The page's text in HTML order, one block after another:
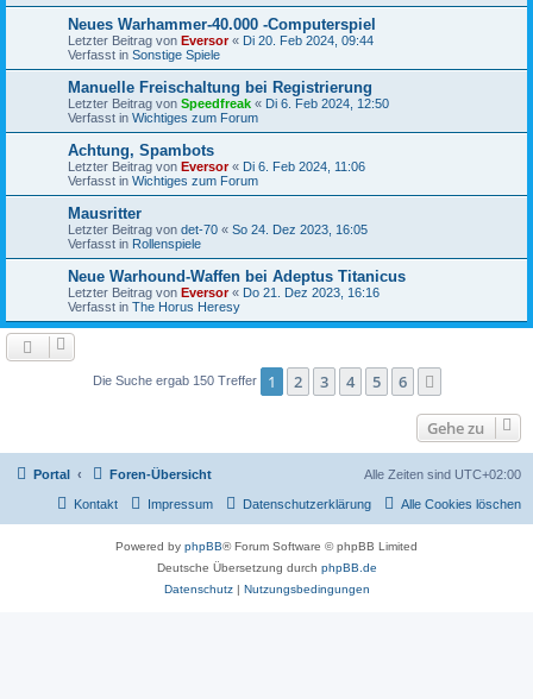
Neues Warhammer-40.000 -Computerspiel
Letzter Beitrag von Eversor« Di 20. Feb 2024, 09:44
Verfasst in Sonstige Spiele
Manuelle Freischaltung bei Registrierung
Letzter Beitrag von Speedfreak « Di 6. Feb 2024, 12:50
Verfasst in Wichtiges zum Forum
Achtung, Spambots
Letzter Beitrag von Eversor« Di 6. Feb 2024, 11:06
Verfasst in Wichtiges zum Forum
Mausritter
Letzter Beitrag von det-70 « So 24. Dez 2023, 16:05
Verfasst in Rollenspiele
Neue Warhound-Waffen bei Adeptus Titanicus
Letzter Beitrag von Eversor« Do 21. Dez 2023, 16:16
Verfasst in The Horus Heresy
Die Suche ergab 150 Treffer 1 2 3 4 5 6
Gehe zu
Portal Foren-Übersicht Alle Zeiten sind UTC+02:00
Alle Cookies löschen
Datenschutzerklärung
Impressum
Kontakt
Powered by phpBB® Forum Software © phpBB Limited
Deutsche Übersetzung durch phpBB.de
Datenschutz| Nutzungsbedingungen